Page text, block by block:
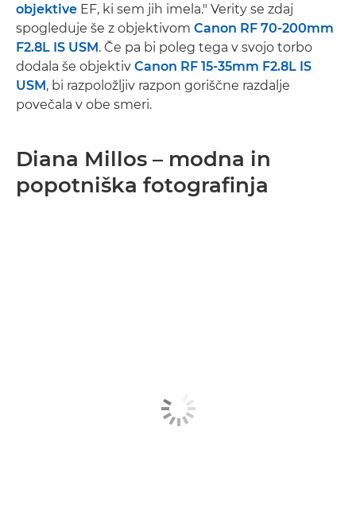
objektive EF, ki sem jih imela." Verity se zdaj
spogleduje še z objektivom Canon RF 70-200mm
F2.8L IS USM. Če pa bi poleg tega v svojo torbo
dodala še objektiv Canon RF 15-35mm F2.8L IS
USM, bi razpoložljiv razpon goriščne razdalje
povečala v obe smeri.
Diana Millos – modna in
popotniška fotografinja